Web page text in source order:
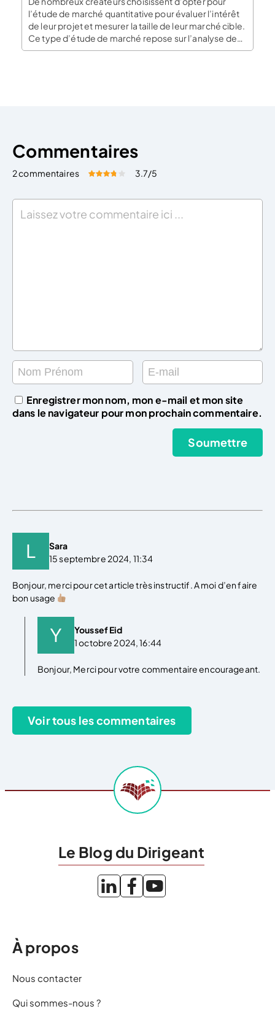
l’étude de marché quantitative pour évaluer l’intérêt
de leur projet et mesurer la taille de leur marché cible.
Ce type d’étude de marché repose sur l’analyse de
données chiffrées et des statistiques, facilement
Commentaires
2 commentaires Évaluez cet article:
3.7/5
Enregistrer mon nom, mon e-mail et mon site
dans le navigateur pour mon prochain commentaire.
Sara
15 septembre 2024, 11:34
Bonjour, merci pour cet article très instructif. A moi d’en faire
bon usage
Youssef Eid
1 octobre 2024, 16:44
Bonjour, Merci pour votre commentaire encourageant.
Le Blog du Dirigeant
À propos
Nous contacter
Qui sommes-nous ?